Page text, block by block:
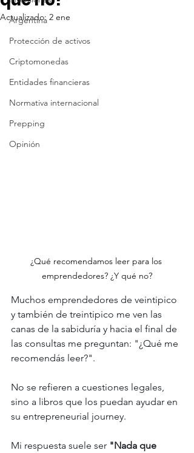
Argentina
Protección de activos
Criptomonedas
Entidades financieras
Normativa internacional
Prepping
Opinión
Actualizado: 2 ene
¿Qué recomendamos leer para los
emprendedores? ¿Y qué no?
Muchos emprendedores de veintipico
y también de treintipico me ven las
canas de la sabiduría y hacia el final de
las consultas me preguntan: "¿Qué me
recomendás leer?".
No se refieren a cuestiones legales,
sino a libros que los puedan ayudar en
su entrepreneurial journey.
Mi respuesta suele ser "Nada que